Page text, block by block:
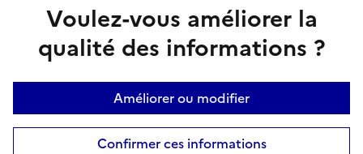
Voulez-vous améliorer la
qualité des informations ?
Améliorer ou modifier
Confirmer ces informations